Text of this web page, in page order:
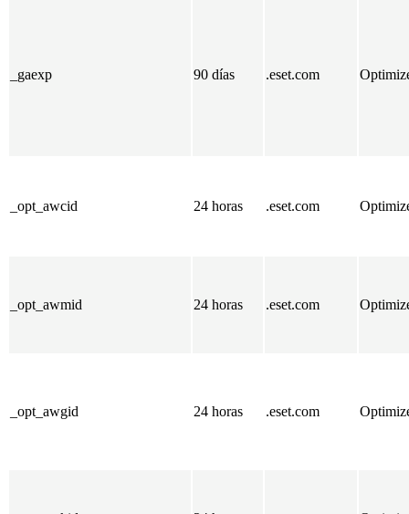
_gaexp 90 días .eset.com
_opt_awcid 24 horas .eset.com
_opt_awmid 24 horas .eset.com
_opt_awgid 24 horas .eset.com